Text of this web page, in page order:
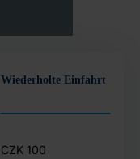
Wiederholte Einfahrt
CZK 100